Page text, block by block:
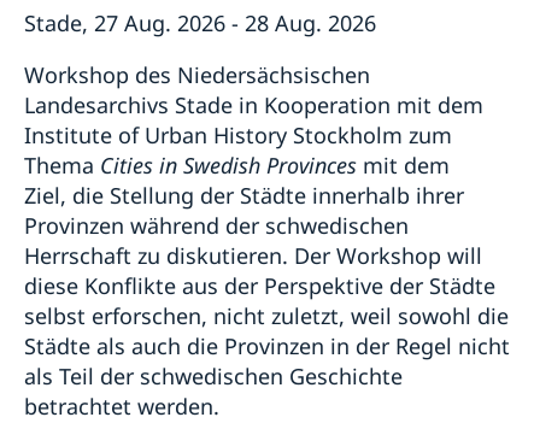
Business Sweden
Schwedische Handelskammer und Unternehmen
AllBright Stiftung
Freundschaftsvereine
Sonstige Vereine
Schwedische Kirchen
Lektorate für Schwedisch in Deutschland
Partnerstädte
Schulen
Schwedisch einkaufen
Deutschland in Schweden
Stade, 27 Aug. 2026 - 28 Aug. 2026
Workshop des Niedersächsischen
Landesarchivs Stade in Kooperation mit dem
Institute of Urban History Stockholm zum
Thema Cities in Swedish Provinces mit dem
Ziel, die Stellung der Städte innerhalb ihrer
Provinzen während der schwedischen
Herrschaft zu diskutieren. Der Workshop will
diese Konflikte aus der Perspektive der Städte
selbst erforschen, nicht zuletzt, weil sowohl die
Städte als auch die Provinzen in der Regel nicht
als Teil der schwedischen Geschichte
betrachtet werden.